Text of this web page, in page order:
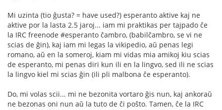
Mi uzinta (tio ĝusta? = have used?) esperanto aktive kaj ne
aktive por la lasta 2.5 jaroj... iam mi praktikas per tajpado ĉe
la IRC freenode #esperanto ĉambro, (babilĉambro, se vi ne
scias de ĝin), kaj iam mi legas la vikipedio, aŭ penas legi
romano, aŭ en la someroj, kiam mi vidas mia amikoj kiu scias
de esperanto, mi penas diri kun ili en la lingvo, sed ili ne scias
la lingvo kiel mi scias ĝin (ili pli malbona ĉe esperanto).
Do, mi volas scii... mi ne bezonita vortaro ĝis nun, kaj ankoraŭ
ne bezonas oni nun aŭ la tuto de ĉi poŝto. Tamen, ĉe la IRC